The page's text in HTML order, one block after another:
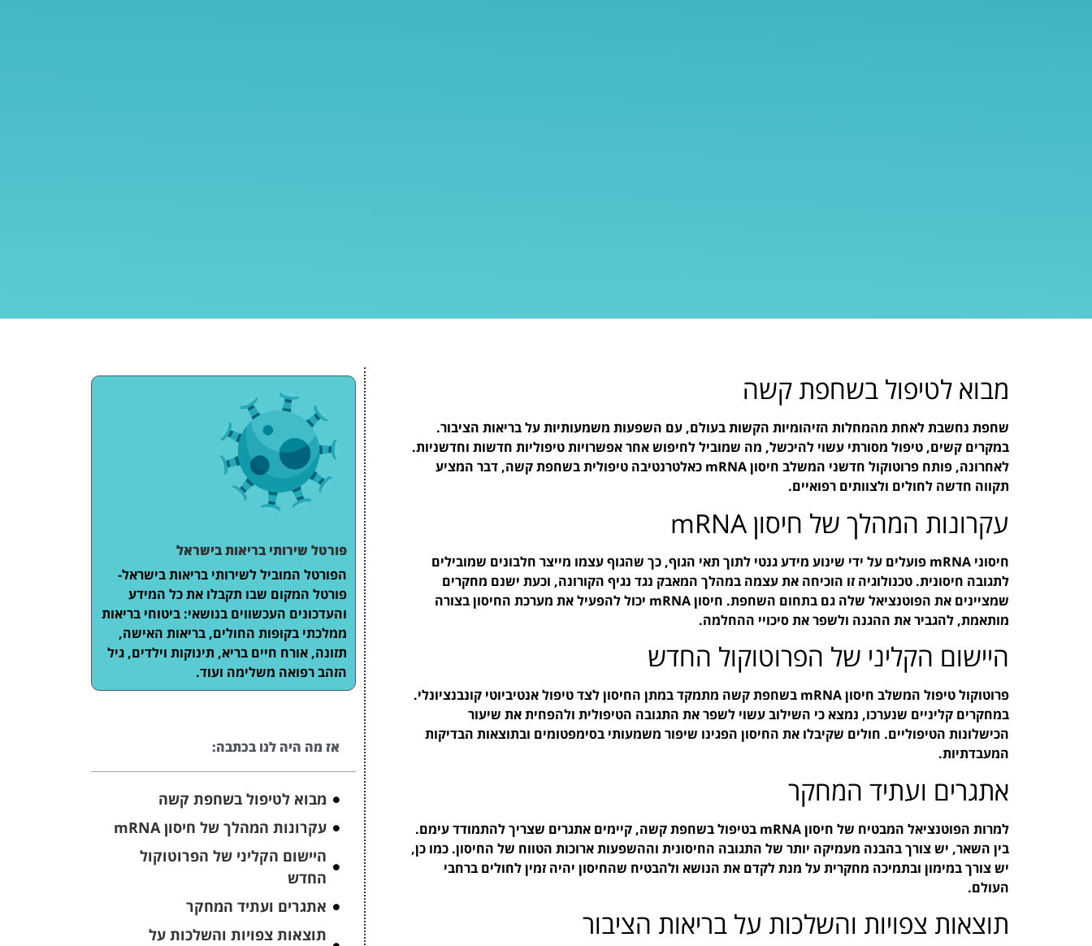
מבוא לטיפול בשחפת קשה
שחפת נחשבת לאחת מהמחלות הזיהומיות הקשות בעולם, עם השפעות משמעותיות על בריאות הציבור.
במקרים קשים, טיפול מסורתי עשוי להיכשל, מה שמוביל לחיפוש אחר אפשרויות טיפוליות חדשות וחדשניות.
לאחרונה, פותח פרוטוקול חדשני המשלב חיסון mRNA כאלטרנטיבה טיפולית בשחפת קשה, דבר המציע
תקווה חדשה לחולים ולצוותים רפואיים.
עקרונות המהלך של חיסון mRNA
חיסוני mRNA פועלים על ידי שינוע מידע גנטי לתוך תאי הגוף, כך שהגוף עצמו מייצר חלבונים שמובילים
לתגובה חיסונית. טכנולוגיה זו הוכיחה את עצמה במהלך המאבק נגד נגיף הקורונה, וכעת ישנם מחקרים
שמציינים את הפוטנציאל שלה גם בתחום השחפת. חיסון mRNA יכול להפעיל את מערכת החיסון בצורה
מותאמת, להגביר את ההגנה ולשפר את סיכויי ההחלמה.
היישום הקליני של הפרוטוקול החדש
פרוטוקול טיפול המשלב חיסון mRNA בשחפת קשה מתמקד במתן החיסון לצד טיפול אנטיביוטי קונבנציונלי.
במחקרים קליניים שנערכו, נמצא כי השילוב עשוי לשפר את התגובה הטיפולית ולהפחית את שיעור
הכישלונות הטיפוליים. חולים שקיבלו את החיסון הפגינו שיפור משמעותי בסימפטומים ובתוצאות הבדיקות
המעבדתיות.
אתגרים ועתיד המחקר
למרות הפוטנציאל המבטיח של חיסון mRNA בטיפול בשחפת קשה, קיימים אתגרים שצריך להתמודד עימם.
בין השאר, יש צורך בהבנה מעמיקה יותר של התגובה החיסונית וההשפעות ארוכות הטווח של החיסון. כמו כן,
יש צורך במימון ובתמיכה מחקרית על מנת לקדם את הנושא ולהבטיח שהחיסון יהיה זמין לחולים ברחבי
העולם.
תוצאות צפויות והשלכות על בריאות הציבור
פורטל שירותי בריאות בישראל
הפורטל המוביל לשירותי בריאות בישראל-
פורטל המקום שבו תקבלו את כל המידע
והעדכונים העכשווים בנושאי: ביטוחי בריאות
ממלכתי בקופות החולים, בריאות האישה,
תזונה, אורח חיים בריא, תינוקות וילדים, גיל
הזהב רפואה משלימה ועוד.
אז מה היה לנו בכתבה:
מבוא לטיפול בשחפת קשה
עקרונות המהלך של חיסון mRNA
היישום הקליני של הפרוטוקול
החדש
אתגרים ועתיד המחקר
תוצאות צפויות והשלכות על